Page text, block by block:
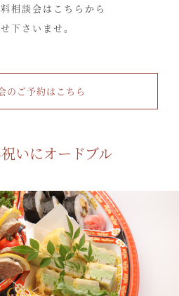
相談会はこちらから
下さいませ。
のご予約はこちら
いにオードブル